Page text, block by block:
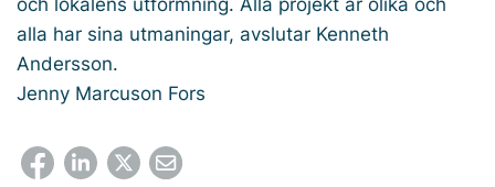
alla har sina utmaningar, avslutar Kenneth
Andersson.
Jenny Marcuson Fors